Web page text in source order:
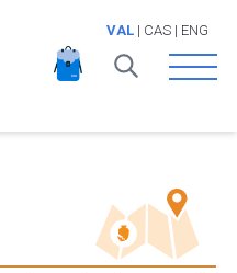
VAL| CAS| ENG
Open